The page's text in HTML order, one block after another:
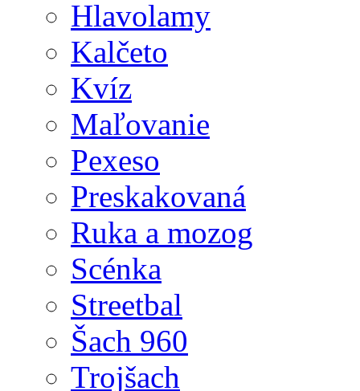
Hlavolamy
Kalčeto
Kvíz
Maľovanie
Pexeso
Preskakovaná
Ruka a mozog
Scénka
Streetbal
Šach 960
Trojšach